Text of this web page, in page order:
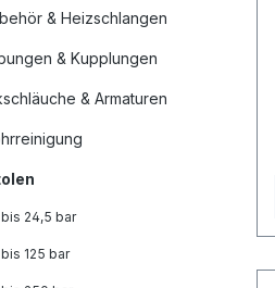
& Heizschlangen
& Kupplungen
& Armaturen
24,5 bar
125 bar